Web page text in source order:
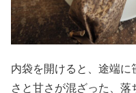
内袋を開けると、途端に
さと甘さが混ざった、落